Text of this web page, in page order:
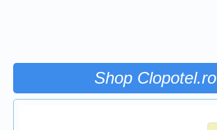
Shop Clopotel.ro